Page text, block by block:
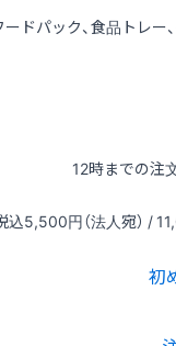
ードパック、食品トレー
12時までの注
込5,500円（法人宛） /
初